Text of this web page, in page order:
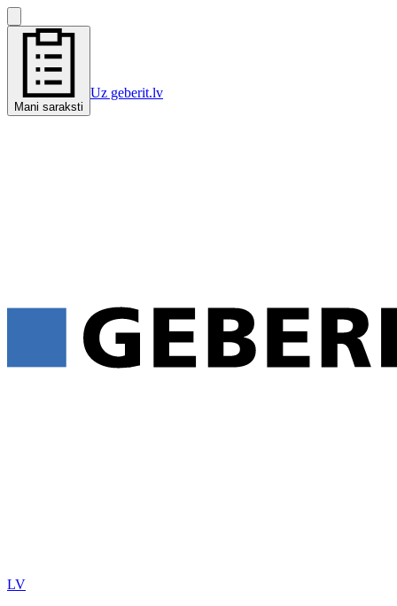
Mani saraksti
Uz geberit.lv
LV